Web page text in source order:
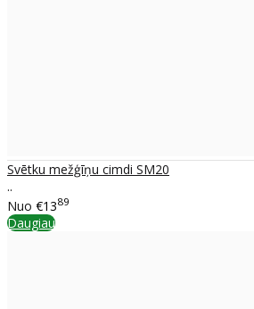
Svētku mežģīņu cimdi SM20
..
Nuo €1389
Daugiau